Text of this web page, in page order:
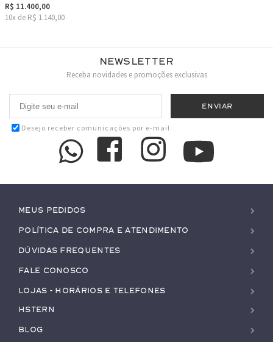
R$ 11.400,00
10x de R$ 1.140,00
Newsletter
Receba novidades e promoções exclusivas
Desejo receber comunicações por e-mail
Meus pedidos
Política de Compra e Atendimento
Dúvidas Frequentes
Fale conosco
Lojas - Horários e Telefones
HStern
Blog